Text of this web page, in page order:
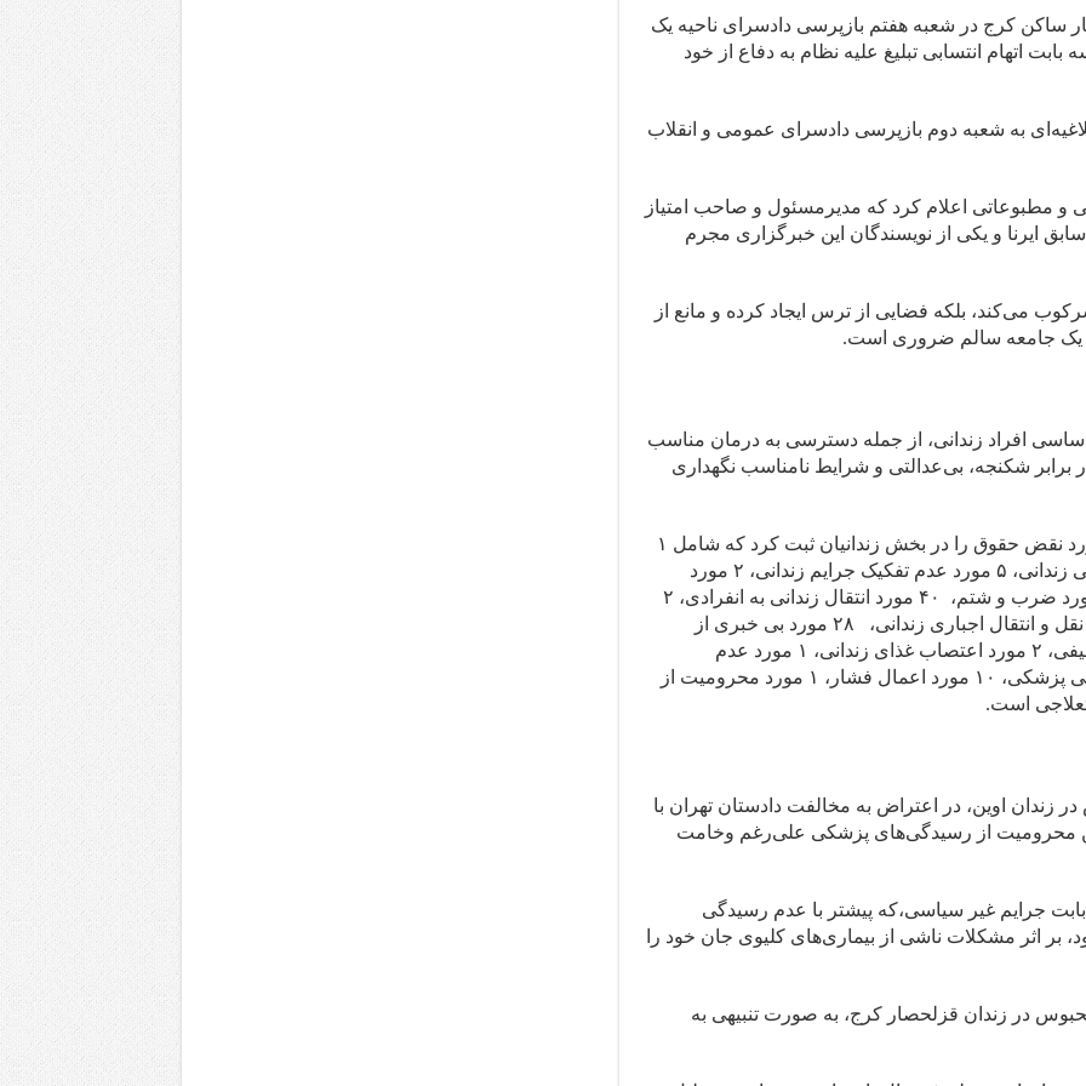
ساکن کرج در شعبه هفتم بازپرسی دادسرای ناحیه یک
اتهام انتسابی تبلیغ علیه نظام به دفاع از خود
به شعبه دوم بازپرسی دادسرای عمومی و انقلاب
مطبوعاتی اعلام کرد که مدیرمسئول و صاحب‌ امتیاز
ایرنا و یکی از نویسندگان این خبرگزاری مجرم
می‌کند، بلکه فضایی از ترس ایجاد کرده و مانع از
یک جامعه سالم ضروری است.
افراد زندانی، از جمله دسترسی به درمان مناسب
برابر شکنجه، بی‌عدالتی و شرایط نامناسب نگهداری
گزارش تخلفات: هرانا در این ماه، ۷۵ مورد نقض حقوق را در بخش زندانیان ثبت کرد که شامل ۱
مورد مرگ زندانی بیمار، ۱ مورد خودکشی زندانی، ۵ مورد عدم تفکیک جرایم زندانی، ۲ مورد
نگهداری زندانی در محیط نامناسب، ۲ مورد ضرب و شتم، ۴۰ مورد انتقال زندانی به انفرادی، ۲
مورد تداوم نگهداری در انفرادی، ۳ مورد نقل و انتقال اجباری زندانی، ۲۸ مورد بی خبری از
سرنوشت بازداشت شده، ۵۷ مورد بلاتکلیفی، ۲ مورد اعتصاب غذای زندانی، ۱ مورد عدم
دسترسی به وکیل، ۱۲ مورد عدم رسیدگی پزشکی، ۱۰ مورد اعمال فشار، ۱ مورد محرومیت از
اوین، در اعتراض به مخالفت دادستان تهران با
محرومیت از رسیدگی‌های پزشکی علی‌رغم وخامت
بابت جرایم غیر سیاسی،که پیشتر با عدم رسیدگی
بر اثر مشکلات ناشی از بیماری‌های کلیوی جان خود را
در زندان قزلحصار کرج، به صورت تنبیهی به